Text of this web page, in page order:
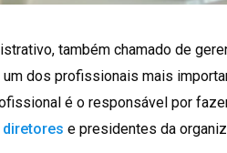
também chamado de
dos profissionais mais
é o responsável por
diretores e presidentes da